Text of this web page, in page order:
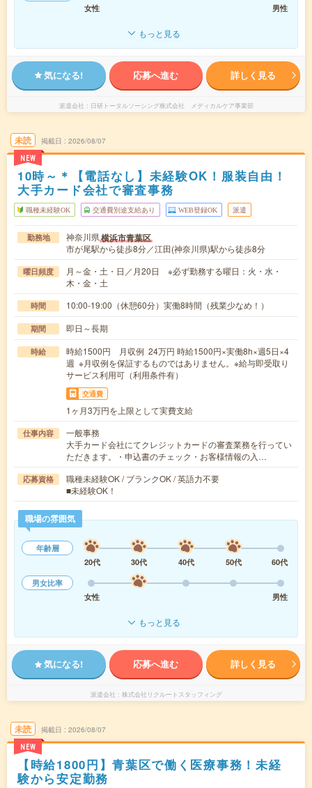
女性
男性
もっと見る
気になる! 応募へ進む 詳しく見る
派遣会社 日研トータルソーシング株式会社 メディカルケア事業部
未読
NEW
掲載日 2026/08/07
10時～＊【電話なし】未経験OK！服装自由！
大手カード会社で審査事務
職種未経験OK 交通費別途支給あり WEB登録OK 派遣
勤務地 神奈川県横浜市青葉区
市が尾駅から徒歩8分／江田(神奈川県)駅から徒歩8分
曜日頻度
月～金・土・日／月20日 ※必ず勤務する曜日：火・水・
木・金・土
時間 10:00-19:00（休憩60分）実働8時間（残業少なめ！）
期間 即日～長期
時給
時給1500円 月収例 24万円 時給1500円×実働8h×週5日×4
週 ※月収例を保証するものではありません。※給与即受取り
サービス利用可（利用条件有）
交通費
1ヶ月3万円を上限として実費支給
仕事内容
一般事務
大手カード会社にてクレジットカードの審査業務を行ってい
ただきます。・申込書のチェック・お客様情報の入…
応募資格
職種未経験OK / ブランクOK / 英語力不要
■未経験OK！
職場の雰囲気
年齢層
20代
30代 40代 50代
60代
男女比率
女性
男性
もっと見る
気になる! 応募へ進む 詳しく見る
派遣会社 株式会社リクルートスタッフィング
未読
NEW
掲載日 2026/08/07
【時給1800円】青葉区で働く医療事務！未経
験から安定勤務